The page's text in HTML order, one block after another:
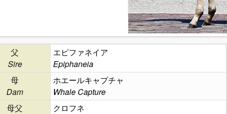
父
Sire
エピファネイア
Epiphaneia
母
Dam
ホエールキャプチャ
Whale Capture
母父
クロフネ